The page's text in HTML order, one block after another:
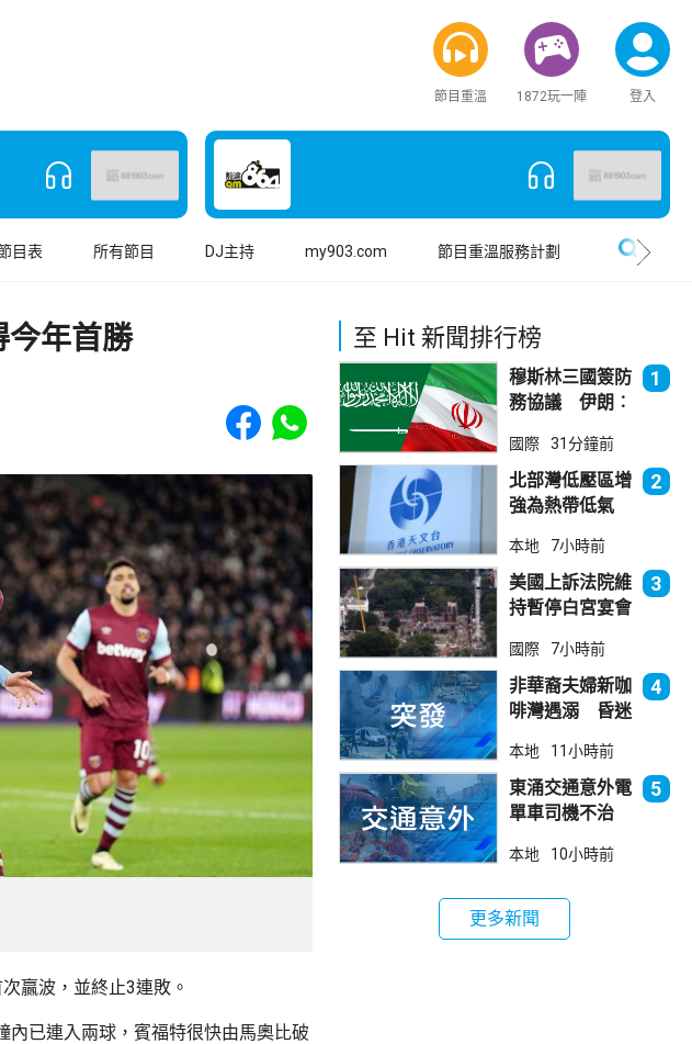
節目重溫 1872玩一陣 登入
目表 所有節目 DJ主持 my903.com 節目重溫服務計劃
年首勝
Share to Facebook
Share to WhatsApp
贏波，並終止3連敗。
內已連入兩球，賓福特很快由馬奧比破
至 Hit 新聞排行榜
穆斯林三國簽防
務協議 伊朗︰
安全
1
國際 31分鐘前
北部灣低壓區增
強為熱帶低氣
本港直接威脅不
大
2
本地 7小時前
美國上訴法院維
持暫停白宮宴會
3
國際 7小時前
非華裔夫婦新咖
啡灣遇溺 昏迷
4
本地 11小時前
東涌交通意外電
單車司機不治
駕今早提堂
5
本地 10小時前
更多新聞